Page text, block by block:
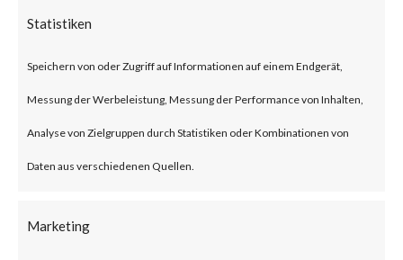
Statistiken
Speichern von oder Zugriff auf Informationen auf einem Endgerät,
Messung der Werbeleistung, Messung der Performance von Inhalten,
Analyse von Zielgruppen durch Statistiken oder Kombinationen von
Daten aus verschiedenen Quellen.
Marketing
central access control and
device management centralized
user, device and application
management for enterprises.